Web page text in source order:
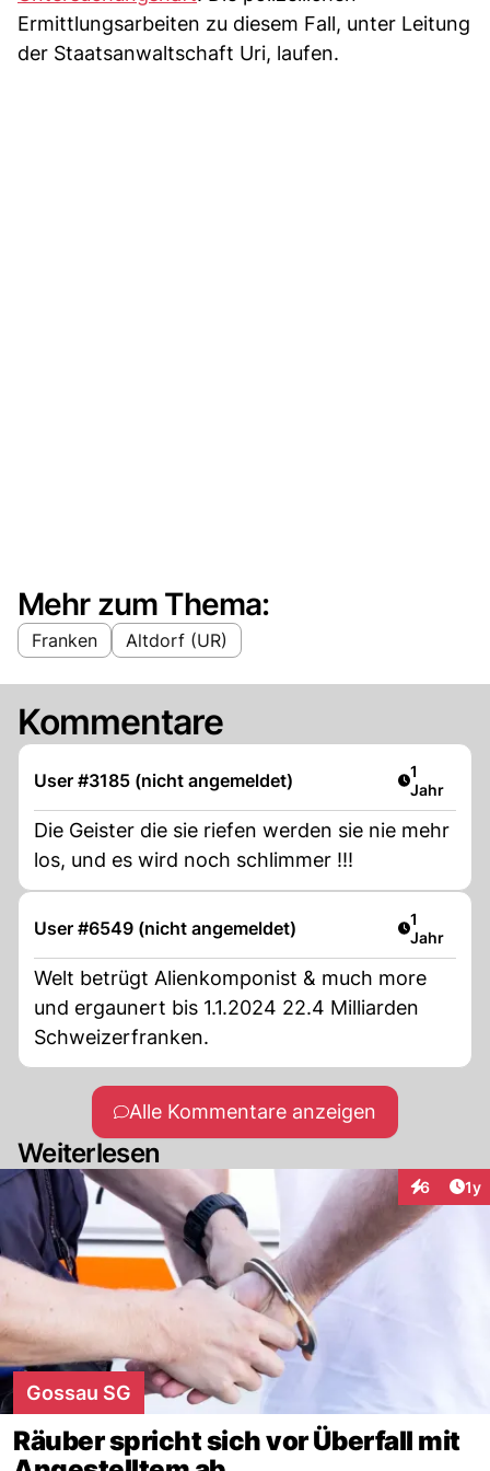
Ermittlungsarbeiten zu diesem Fall, unter Leitung
der Staatsanwaltschaft Uri, laufen.
Mehr zum Thema:
Franken Altdorf (UR)
Kommentare
User #3185 (nicht angemeldet) Artikel
1
Jahr
Die Geister die sie riefen werden sie nie mehr
los, und es wird noch schlimmer !!!
User #6549 (nicht angemeldet) Artikel
1
Jahr
Welt betrügt Alienkomponist & much more
und ergaunert bis 1.1.2024 22.4 Milliarden
Schweizerfranken.
Alle Kommentare anzeigen
Weiterlesen
6 1y
Gossau SG
Räuber spricht sich vor Überfall mit